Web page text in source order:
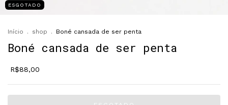
ESGOTADO
Início . shop . Boné cansada de ser penta
Boné cansada de ser penta
R$88,00